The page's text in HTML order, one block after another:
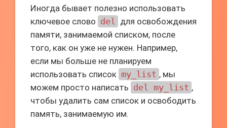
Иногда бывает полезно использовать
ключевое слово del для освобождения
памяти, занимаемой списком, после
того, как он уже не нужен. Например,
если мы больше не планируем
использовать список my_list , мы
можем просто написать del my_list ,
чтобы удалить сам список и освободить
память, занимаемую им.